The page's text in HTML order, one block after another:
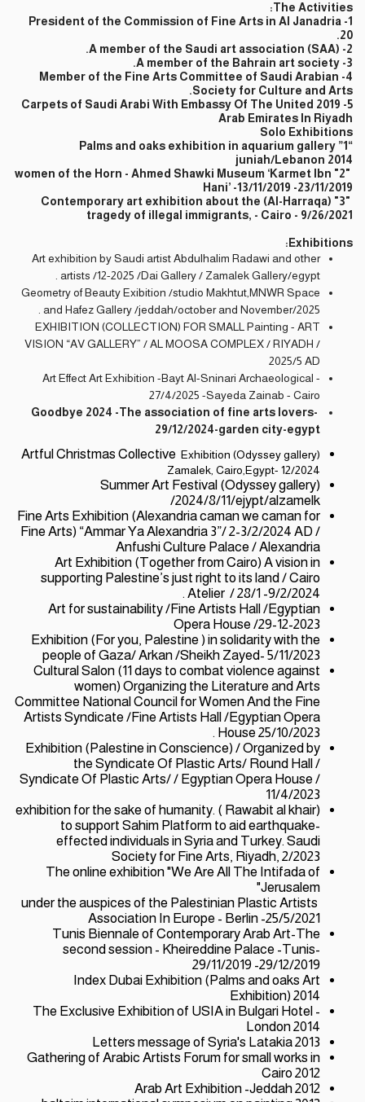
The Activities:
1- President of the Commission of Fine Arts in Al Janadria
20.
2- A member of the Saudi art association (SAA).
3- A member of the Bahrain art society.
4- Member of the Fine Arts Committee of Saudi Arabian
Society for Culture and Arts.
5- 2019 Carpets of Saudi Arabi With Embassy Of The United
Arab Emirates In Riyadh
Solo Exhibitions
“1” Palms and oaks exhibition in aquarium gallery
juniah/Lebanon 2014
"2" women of the Horn - Ahmed Shawki Museum ‘Karmet Ibn
Hani’ -13/11/2019 -23/11/2019
"3" (Al-Harraqa) Contemporary art exhibition about the
tragedy of illegal immigrants, - Cairo - 9/26/2021
Exhibitions:
Art exhibition by Saudi artist Abdulhalim Radawi and other
artists /12-2025 /Dai Gallery / Zamalek Gallery/egypt .
Geometry of Beauty Exibition /studio Makhtut,MNWR Space
and Hafez Gallery /jeddah/october and November/2025 .
EXHIBITION (COLLECTION) FOR SMALL Painting - ART
VISION “AV GALLERY” / AL MOOSA COMPLEX / RIYADH /
2025/5 AD
Art Effect Art Exhibition -Bayt Al-Sninari Archaeological -
27/4/2025 -Sayeda Zainab - Cairo
Goodbye 2024 -The association of fine arts lovers-
29/12/2024-garden city-egypt
Artful Christmas Collective Exhibition (Odyssey gallery)
Zamalek, Cairo,Egypt- 12/2024
Summer Art Festival (Odyssey gallery)
/2024/8/11/ejypt/alzamelk
Fine Arts Exhibition (Alexandria caman we caman for
Fine Arts) “Ammar Ya Alexandria 3”/ 2-3/2/2024 AD /
Anfushi Culture Palace / Alexandria
Art Exhibition (Together from Cairo) A vision in
supporting Palestine’s just right to its land / Cairo
Atelier / 28/1 -9/2/2024 .
Art for sustainability /Fine Artists Hall /Egyptian
Opera House /29-12-2023
Exhibition (For you, Palestine ) in solidarity with the
people of Gaza/ Arkan /Sheikh Zayed- 5/11/2023
Cultural Salon (11 days to combat violence against
women) Organizing the Literature and Arts
Committee National Council for Women And the Fine
Artists Syndicate /Fine Artists Hall /Egyptian Opera
House 25/10/2023 .
Exhibition (Palestine in Conscience) / Organized by
the Syndicate Of Plastic Arts/ Round Hall /
Syndicate Of Plastic Arts/ / Egyptian Opera House /
11/4/2023
(Rawabit al khair ) exhibition for the sake of humanity.
to support Sahim Platform to aid earthquake-
effected individuals in Syria and Turkey. Saudi
Society for Fine Arts, Riyadh, 2/2023
The online exhibition "We Are All The Intifada of
Jerusalem"
under the auspices of the Palestinian Plastic Artists
Association In Europe - Berlin -25/5/2021
Tunis Biennale of Contemporary Arab Art-The
second session - Kheireddine Palace -Tunis-
29/11/2019 -29/12/2019
Index Dubai Exhibition (Palms and oaks Art
Exhibition) 2014
The Exclusive Exhibition of USIA in Bulgari Hotel -
London 2014
Letters message of Syria's Latakia 2013
Gathering of Arabic Artists Forum for small works in
Cairo 2012
Arab Art Exhibition -Jeddah 2012